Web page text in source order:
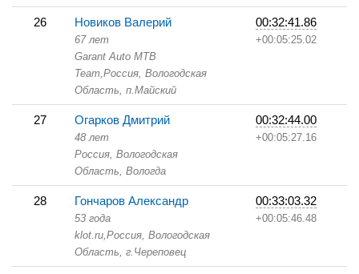
26 Новиков Валерий
67 лет
Garant Auto MTB
Team,Россия, Вологодская
Область, п.Майский
00:32:41.86
+00:05:25.02
27 Огарков Дмитрий
48 лет
Россия, Вологодская
Область, Вологда
00:32:44.00
+00:05:27.16
28 Гончаров Александр
53 года
klot.ru,Россия, Вологодская
Область, г.Череповец
00:33:03.32
+00:05:46.48